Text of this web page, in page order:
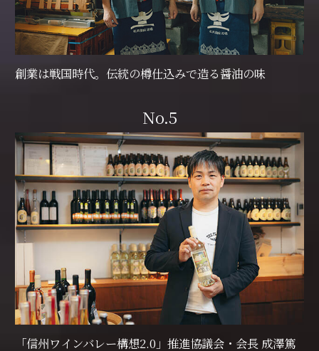
創業は戦国時代。伝統の樽仕込みで造る醤油の味
No.5
「信州ワインバレー構想2.0」推進協議会・会長 成澤篤